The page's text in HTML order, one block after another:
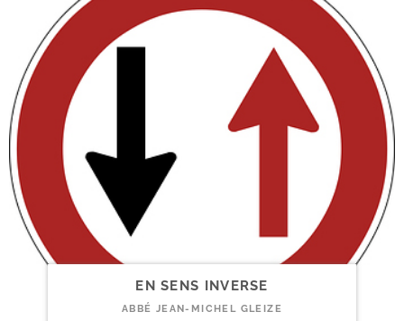
EN SENS INVERSE
ABBÉ JEAN-MICHEL GLEIZE